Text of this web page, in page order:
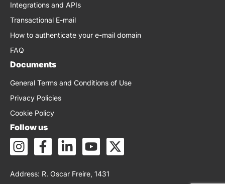
Integrations and APIs
Transactional E-mail
How to authenticate your e-mail domain
FAQ
Documents
General Terms and Conditions of Use
Privacy Policies
Cookie Policy
Follow us
I
n
s
F
a
c
L
i
n
Y
o
u
X
-
Address: R. Oscar Freire, 1431